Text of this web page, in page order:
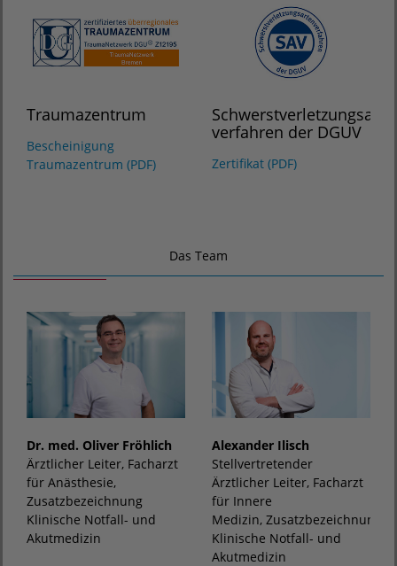
Traumazentrum
Bescheinigung
Traumazentrum (PDF)
verfahren der DGUV
Zertifikat (PDF)
Das Team
Dr. med. Oliver Fröhlich
Ärztlicher Leiter, Facharzt
für Anästhesie,
Zusatzbezeichnung
Klinische Notfall- und
Akutmedizin
Alexander Ilisch
Stellvertretender
Ärztlicher Leiter, Facharzt
für Innere
Medizin, Zusatzbezeichnung
Klinische Notfall- und
Akutmedizin